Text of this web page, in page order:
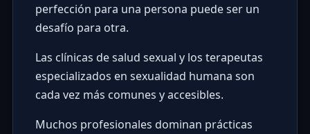
perfección para una persona puede ser un
desafío para otra.
Las clínicas de salud sexual y los terapeutas
especializados en sexualidad humana son
cada vez más comunes y accesibles.
Muchos profesionales dominan prácticas